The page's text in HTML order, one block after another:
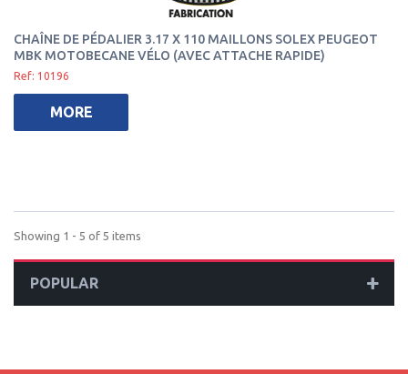
CHAÎNE DE PÉDALIER 3.17 X 110 MAILLONS SOLEX PEUGEOT
MBK MOTOBECANE VÉLO (AVEC ATTACHE RAPIDE)
Ref: 10196
MORE
Showing 1 - 5 of 5 items
POPULAR